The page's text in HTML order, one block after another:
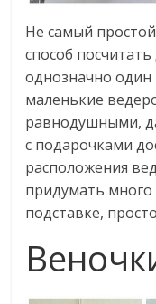
Не самый
способ
однозначно
маленькие
равнодушными,
с подарочками
расположения
придумать
подставке,